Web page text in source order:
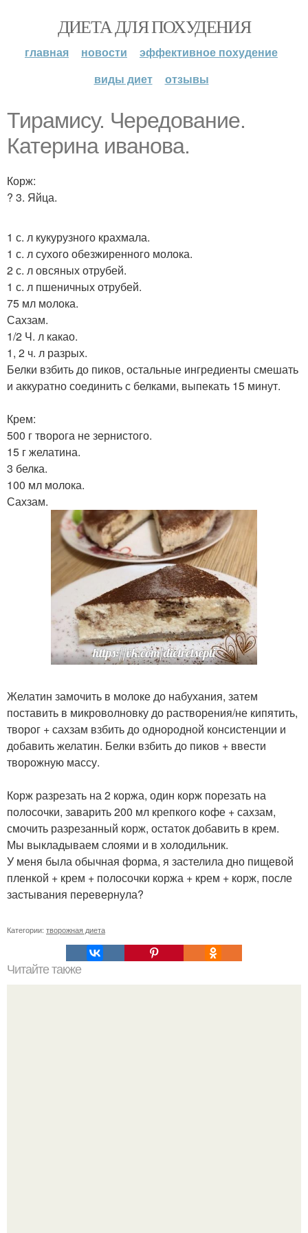
ДИЕТА ДЛЯ ПОХУДЕНИЯ
главная новости
эффективное похудение
виды диет
отзывы
Тирамису. Чередование.
Катерина иванова.
Корж:
? 3. Яйца.
1 с. л кукурузного крахмала.
1 с. л сухого обезжиренного молока.
2 с. л овсяных отрубей.
1 с. л пшеничных отрубей.
75 мл молока.
Сахзам.
1/2 Ч. л какао.
1, 2 ч. л разрых.
Белки взбить до пиков, остальные ингредиенты смешать
и аккуратно соединить с белками, выпекать 15 минут.
Крем:
500 г творога не зернистого.
15 г желатина.
3 белка.
100 мл молока.
Сахзам.
Желатин замочить в молоке до набухания, затем
поставить в микроволновку до растворения/не кипятить,
творог + сахзам взбить до однородной консистенции и
добавить желатин. Белки взбить до пиков + ввести
творожную массу.
Корж разрезать на 2 коржа, один корж порезать на
полосочки, заварить 200 мл крепкого кофе + сахзам,
смочить разрезанный корж, остаток добавить в крем.
Мы выкладываем слоями и в холодильник.
У меня была обычная форма, я застелила дно пищевой
пленкой + крем + полосочки коржа + крем + корж, после
застывания перевернула?
Категории: творожная диета
Читайте также